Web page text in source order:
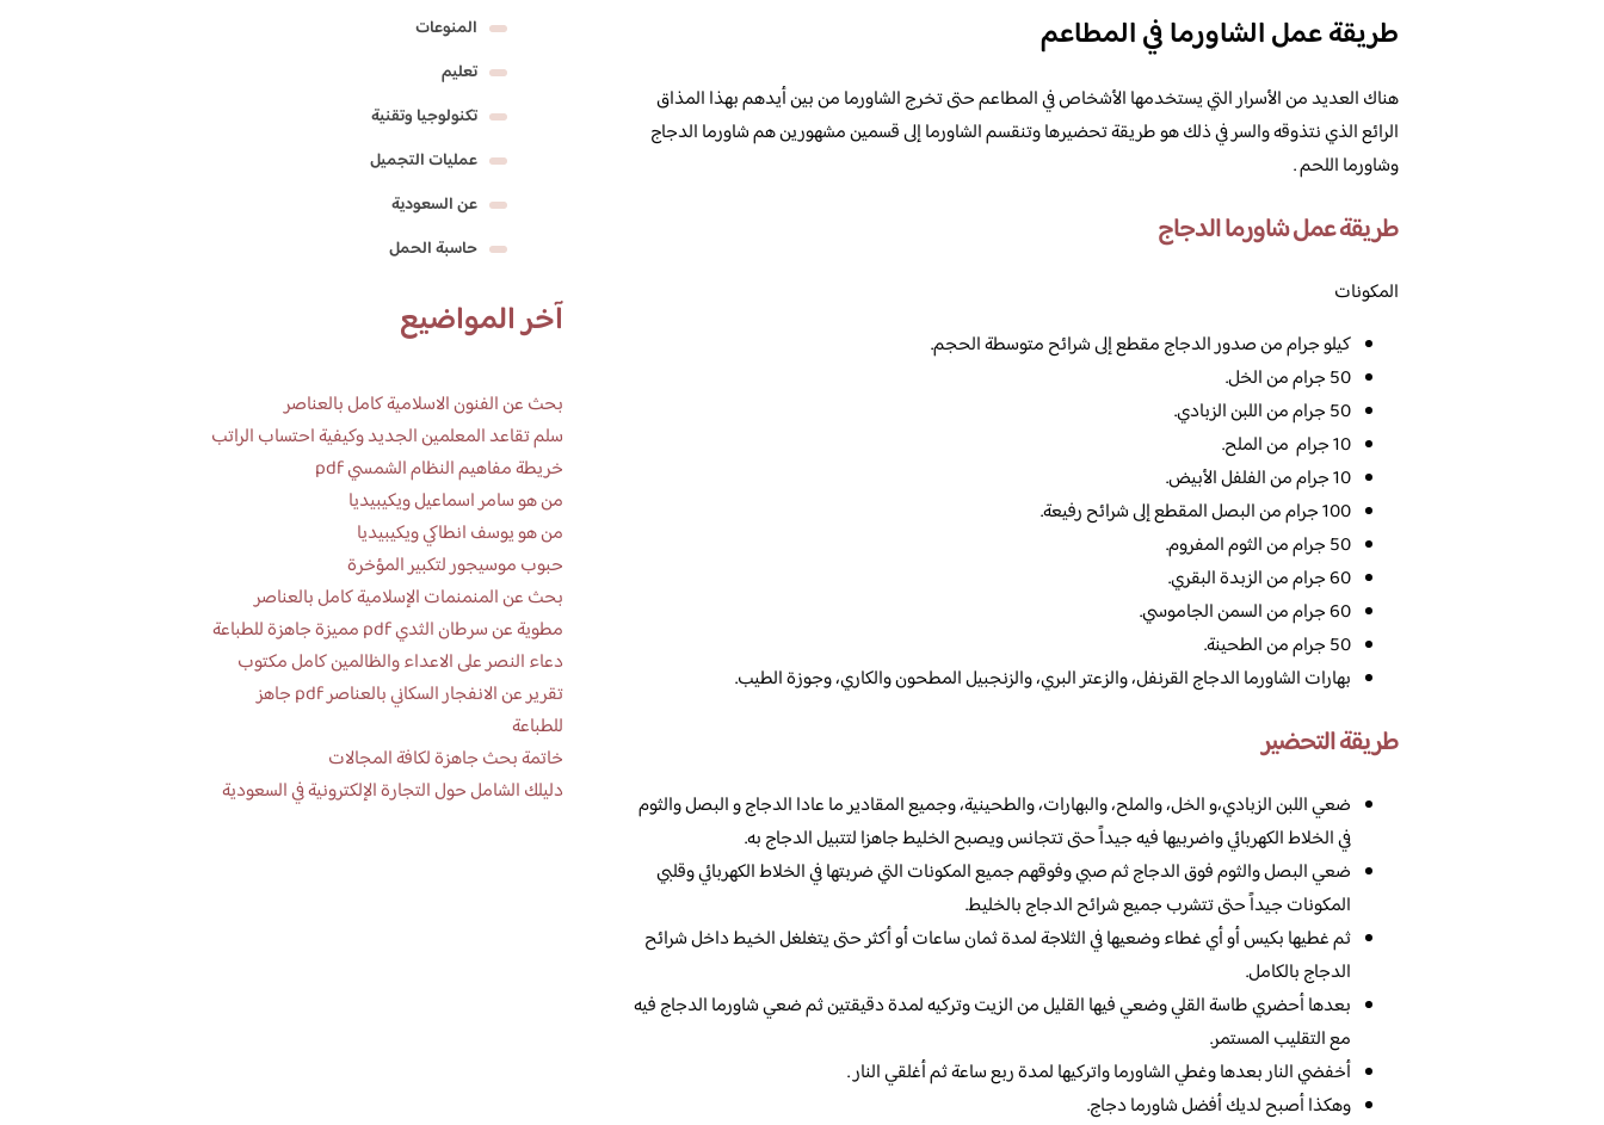
طريقة عمل الشاورما في المطاعم
هناك العديد من الأسرار التي يستخدمها الأشخاص في المطاعم حتى تخرج الشاورما من بين أيدهم بهذا المذاق
الرائع الذي نتذوقه والسر في ذلك هو طريقة تحضيرها وتنقسم الشاورما إلى قسمين مشهورين هم شاورما الدجاج
وشاورما اللحم .
طريقة عمل شاورما الدجاج
المكونات
كيلو جرام من صدور الدجاج مقطع إلى شرائح متوسطة الحجم.
50 جرام من الخل.
50 جرام من اللبن الزبادي.
10 جرام من الملح.
10 جرام من الفلفل الأبيض.
100 جرام من البصل المقطع إلى شرائح رفيعة.
50 جرام من الثوم المفروم.
60 جرام من الزبدة البقري.
60 جرام من السمن الجاموسي.
50 جرام من الطحينة.
بهارات الشاورما الدجاج القرنفل، والزعتر البري، والزنجبيل المطحون والكاري، وجوزة الطيب.
طريقة التحضير
ضعي اللبن الزبادي،و الخل، والملح، والبهارات، والطحينية، وجميع المقادير ما عادا الدجاج و البصل والثوم
في الخلاط الكهربائي واضربيها فيه جيداً حتى تتجانس ويصبح الخليط جاهزا لتتبيل الدجاج به.
ضعي البصل والثوم فوق الدجاج ثم صبي وفوقهم جميع المكونات التي ضربتها في الخلاط الكهربائي وقلبي
المكونات جيداً حتى تتشرب جميع شرائح الدجاج بالخليط.
ثم غطيها بكيس أو أي غطاء وضعيها في الثلاجة لمدة ثمان ساعات أو أكثر حتى يتغلغل الخيط داخل شرائح
الدجاج بالكامل.
بعدها أحضري طاسة القلي وضعي فيها القليل من الزيت وتركيه لمدة دقيقتين ثم ضعي شاورما الدجاج فيه
مع التقليب المستمر.
أخفضي النار بعدها وغطي الشاورما واتركيها لمدة ربع ساعة ثم أغلقي النار .
وهكذا أصبح لديك أفضل شاورما دجاج.
المنوعات
تعليم
تكنولوجيا وتقنية
عمليات التجميل
عن السعودية
حاسبة الحمل
آخر المواضيع
بحث عن الفنون الاسلامية كامل بالعناصر
سلم تقاعد المعلمين الجديد وكيفية احتساب الراتب
خريطة مفاهيم النظام الشمسي pdf
من هو سامر اسماعيل ويكيبيديا
من هو يوسف انطاكي ويكيبيديا
حبوب موسيجور لتكبير المؤخرة
بحث عن المنمنمات الإسلامية كامل بالعناصر
مطوية عن سرطان الثدي pdf مميزة جاهزة للطباعة
دعاء النصر على الاعداء والظالمين كامل مكتوب
تقرير عن الانفجار السكاني بالعناصر pdf جاهز
للطباعة
خاتمة بحث جاهزة لكافة المجالات
دليلك الشامل حول التجارة الإلكترونية في السعودية